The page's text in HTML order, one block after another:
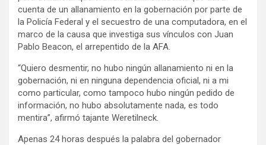
cuenta de un allanamiento en la gobernación por parte de
la Policía Federal y el secuestro de una computadora, en el
marco de la causa que investiga sus vínculos con Juan
Pablo Beacon, el arrepentido de la AFA.
“Quiero desmentir, no hubo ningún allanamiento ni en la
gobernación, ni en ninguna dependencia oficial, ni a mi
como particular, como tampoco hubo ningún pedido de
información, no hubo absolutamente nada, es todo
mentira”, afirmó tajante Weretilneck.
Apenas 24 horas después la palabra del gobernador